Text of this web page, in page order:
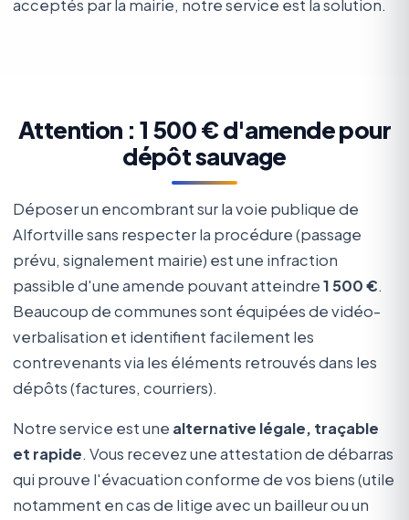
acceptés par la mairie, notre service est la solution.
Attention : 1 500 € d'amende pour
dépôt sauvage
Déposer un encombrant sur la voie publique de
Alfortville sans respecter la procédure (passage
prévu, signalement mairie) est une infraction
passible d'une amende pouvant atteindre1 500 €.
Beaucoup de communes sont équipées de vidéo-
verbalisation et identifient facilement les
contrevenants via les éléments retrouvés dans les
dépôts (factures, courriers).
Notre service est une alternative légale, traçable
et rapide. Vous recevez une attestation de débarras
qui prouve l'évacuation conforme de vos biens (utile
notamment en cas de litige avec un bailleur ou un